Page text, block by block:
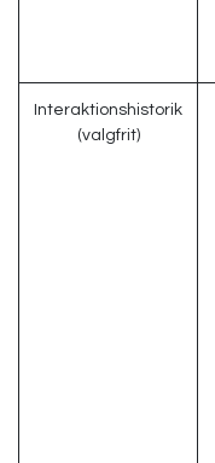
Interaktionshistorik
(valgfrit)